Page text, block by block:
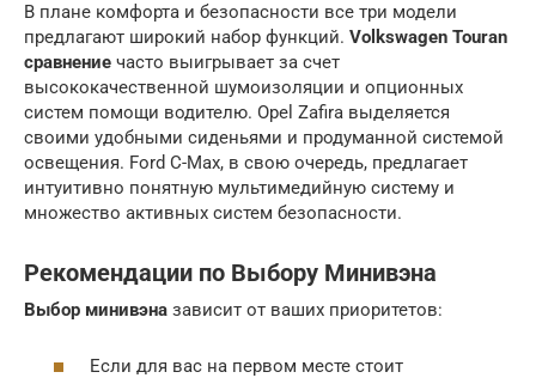
В плане комфорта и безопасности все три модели
предлагают широкий набор функций. Volkswagen Touran
сравнение часто выигрывает за счет
высококачественной шумоизоляции и опционных
систем помощи водителю. Opel Zafira выделяется
своими удобными сиденьями и продуманной системой
освещения. Ford C-Max, в свою очередь, предлагает
интуитивно понятную мультимедийную систему и
множество активных систем безопасности.
Рекомендации по Выбору Минивэна
Выбор минивэна зависит от ваших приоритетов:
Если для вас на первом месте стоит